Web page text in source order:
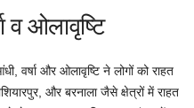
व ओलावृष्टि
वर्षा और ओलावृष्टि ने लोगों को राहत
और बरनाला जैसे क्षेत्रों में राहत